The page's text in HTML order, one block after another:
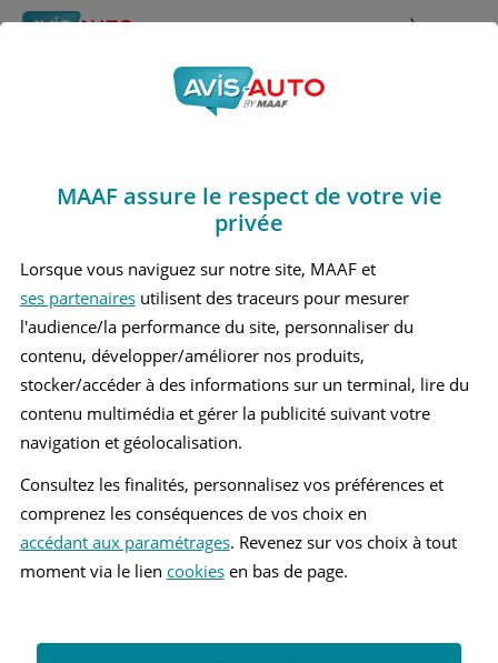
Rechercher À propos
Obtenir un devis d'assurance auto MAAF
Avis Mercedes benz
E220 6 Break (2023 - )
Recherche d'un véhicule
Comparer deux véhicules
Recherche
Recherche avancée
MAAF assure le respect de votre vie
privée
Lorsque vous naviguez sur notre site, MAAF et
ses partenairesutilisent des traceurs pour mesurer
l'audience/la performance du site, personnaliser du
contenu, développer/améliorer nos produits,
stocker/accéder à des informations sur un terminal, lire du
contenu multimédia et gérer la publicité suivant votre
navigation et géolocalisation.
Consultez les finalités, personnalisez vos préférences et
comprenez les conséquences de vos choix en
accédant aux paramétrages. Revenez sur vos choix à tout
moment via le lien cookiesen bas de page.